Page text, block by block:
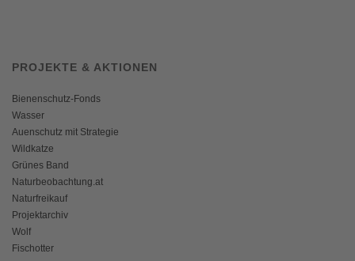
PROJEKTE & AKTIONEN
Bienenschutz-Fonds
Wasser
Auenschutz mit Strategie
Wildkatze
Grünes Band
Naturbeobachtung.at
Naturfreikauf
Projektarchiv
Wolf
Fischotter